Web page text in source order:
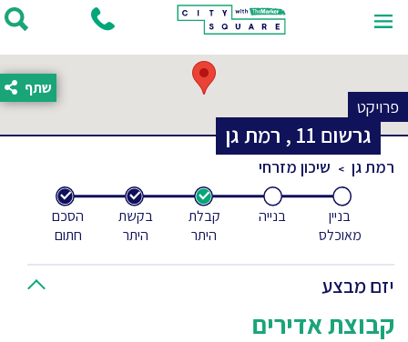
פרויקט
גרשום 11
, רמת גן
שתף
רמת גן שיכון מזרחי
בניין
מאוכלס
בנייה
קבלת
היתר
בקשת
היתר
הסכם
חתום
יזם מבצע
קבוצת אדירים